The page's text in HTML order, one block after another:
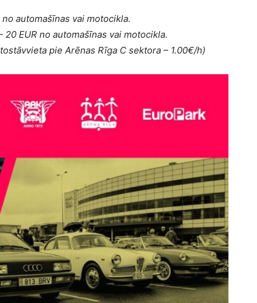
automašīnas vai motocikla.
EUR no automašīnas vai motocikla.
pie Arēnas Rīga C sektora – 1.00€/h)